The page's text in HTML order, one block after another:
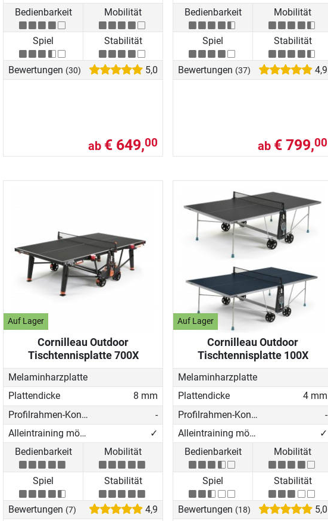
Bedienbarkeit
Mobilität
Spiel Stabilität
Bewertungen (30) 5,0
ab € 649,00
Bedienbarkeit
Mobilität
Spiel Stabilität
Bewertungen (37) 4,9
ab € 799,00
Auf Lager
Cornilleau Outdoor
Tischtennisplatte 700X
Melaminharzplatte
Plattendicke
8 mm
Profilrahmen-Konstruktion
-
Alleintraining möglich
✓
Bedienbarkeit
Mobilität
Spiel Stabilität
Bewertungen (7) 4,9
Auf Lager
Cornilleau Outdoor
Tischtennisplatte 100X
Melaminharzplatte
Plattendicke
4 mm
Profilrahmen-Konstruktion
-
Alleintraining möglich
✓
Bedienbarkeit
Mobilität
Spiel Stabilität
Bewertungen (18) 5,0